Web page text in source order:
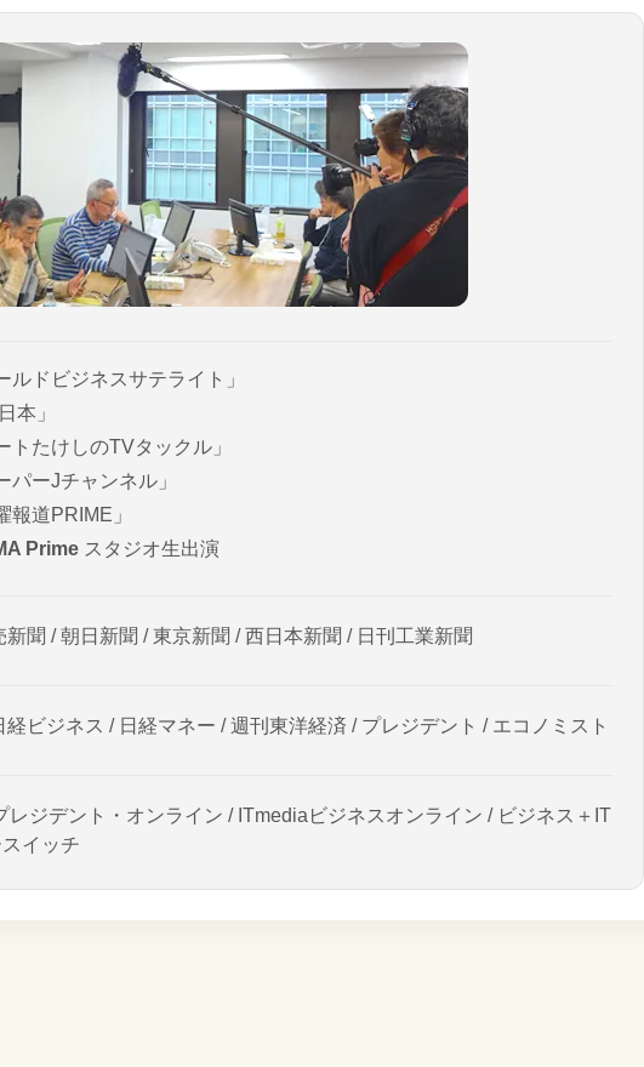
ルドビジネスサテライト」
本」
トたけしのTVタックル」
パーJチャンネル」
報道PRIME」
Prime スタジオ生出演
新聞 / 朝日新聞 / 東京新聞 / 西日本新聞 / 日刊工業新聞
経ビジネス / 日経マネー / 週刊東洋経済 / プレジデント / エコノミスト
レジデント・オンライン / ITmediaビジネスオンライン / ビジネス＋IT
イッチ